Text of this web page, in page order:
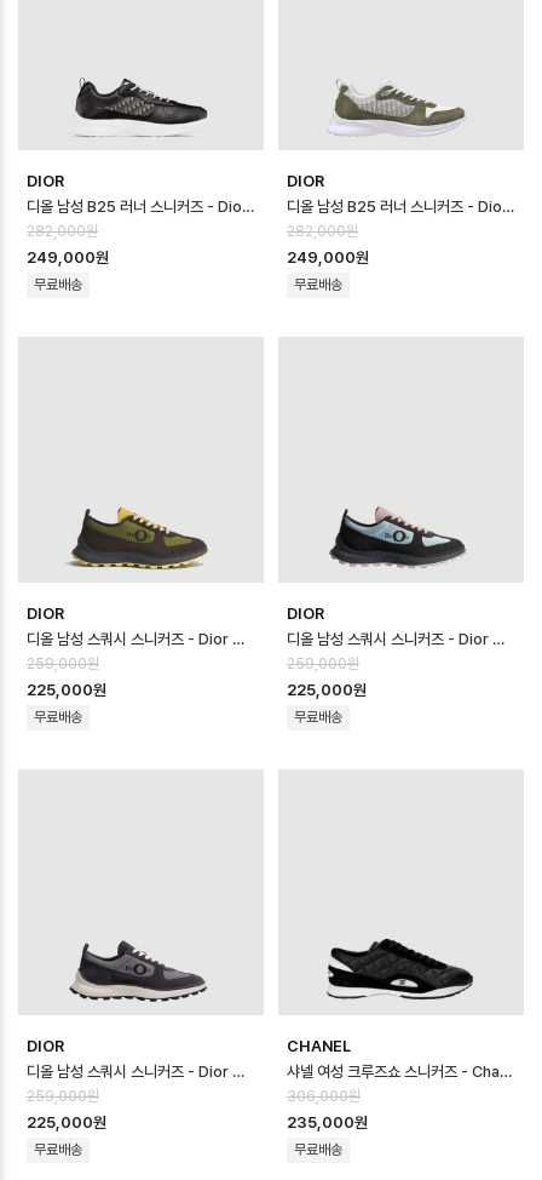
DIOR
디올 남성 B25 러너 스니커즈 - Dior Mens B25 Runner Sneaker -…
282,000원
249,000원
무료배송
DIOR
디올 남성 B25 러너 스니커즈 - Dior Mens B25 Runner Sneaker -…
282,000원
249,000원
무료배송
DIOR
디올 남성 스쿼시 스니커즈 - Dior Mens Squash Sneaker - dis145…
259,000원
225,000원
무료배송
DIOR
디올 남성 스쿼시 스니커즈 - Dior Mens Squash Sneaker - dis145…
259,000원
225,000원
무료배송
DIOR
디올 남성 스쿼시 스니커즈 - Dior Mens Squash Sneaker - dis145…
259,000원
225,000원
무료배송
CHANEL
샤넬 여성 크루즈쇼 스니커즈 - Chanel Womens Cruise Show Sneake…
306,000원
235,000원
무료배송